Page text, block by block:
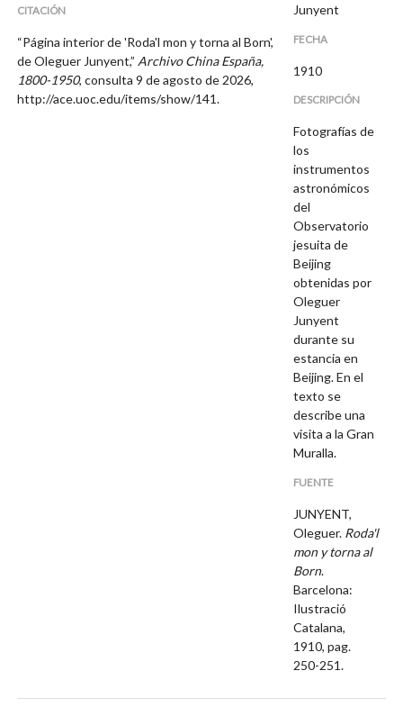
CITACIÓN
“Página interior de 'Roda'l mon y torna al Born',
de Oleguer Junyent,” Archivo China España,
1800-1950, consulta 9 de agosto de 2026,
http://ace.uoc.edu/items/show/141.
Junyent
FECHA
1910
DESCRIPCIÓN
Fotografías de
los
instrumentos
astronómicos
del
Observatorio
jesuita de
Beijing
obtenidas por
Oleguer
Junyent
durante su
estancia en
Beijing. En el
texto se
describe una
visita a la Gran
Muralla.
FUENTE
JUNYENT,
Oleguer. Roda'l
mon y torna al
Born.
Barcelona:
Ilustració
Catalana,
1910, pag.
250-251.